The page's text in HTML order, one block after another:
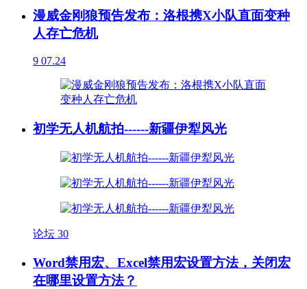
漫威金刚狼预告发布：洛根携X小队直面变种
人存亡危机
9 07.24
初学无人机航拍------新疆伊犁风光
论坛 30
Word禁用宏、Excel禁用宏设置方法，关闭宏
在哪里设置方法？